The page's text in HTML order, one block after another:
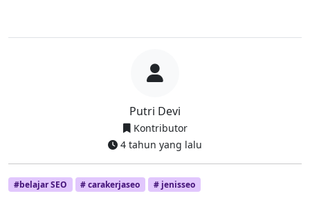
Putri Devi
Kontributor
4 tahun yang lalu
#belajar SEO # carakerjaseo # jenisseo